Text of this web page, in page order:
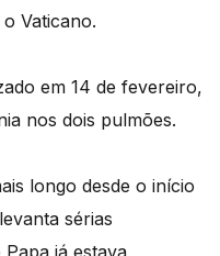
Vaticano.
em 14 de fevereiro,
nos dois pulmões.
longo desde o início
sérias
já estava